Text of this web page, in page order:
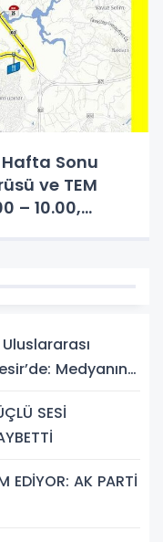
Sonu
ve TEM
– 10.00,
Medyanın
SESİ
EDİYOR: AK PARTİ